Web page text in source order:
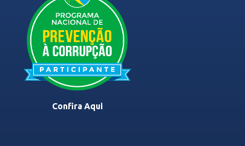
Confira Aqui